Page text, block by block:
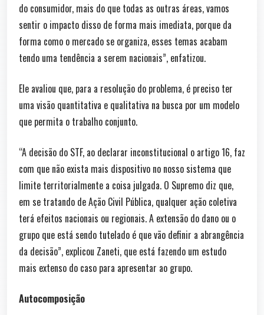
do consumidor, mais do que todas as outras áreas, vamos
sentir o impacto disso de forma mais imediata, porque da
forma como o mercado se organiza, esses temas acabam
tendo uma tendência a serem nacionais”, enfatizou.
Ele avaliou que, para a resolução do problema, é preciso ter
uma visão quantitativa e qualitativa na busca por um modelo
que permita o trabalho conjunto.
“A decisão do STF, ao declarar inconstitucional o artigo 16, faz
com que não exista mais dispositivo no nosso sistema que
limite territorialmente a coisa julgada. O Supremo diz que,
em se tratando de Ação Civil Pública, qualquer ação coletiva
terá efeitos nacionais ou regionais. A extensão do dano ou o
grupo que está sendo tutelado é que vão definir a abrangência
da decisão”, explicou Zaneti, que está fazendo um estudo
mais extenso do caso para apresentar ao grupo.
Autocomposição